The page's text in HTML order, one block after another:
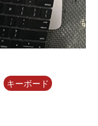
キーボード